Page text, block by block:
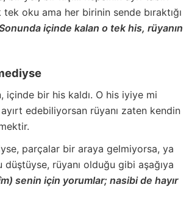
oku ama her birinin sende bıraktığı
içinde kalan o tek his, rüyanın
içinde bir his kaldı. O his iyiye mi
edebiliyorsan rüyanı zaten kendin
parçalar bir araya gelmiyorsa, ya
rüyanı olduğu gibi aşağıya
senin için yorumlar; nasibi de hayır